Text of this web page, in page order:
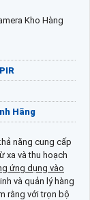
Kho Hàng
Hãng
năng cung cấp
xa và thu hoạch
ứng dụng vào
và quản lý hàng
rằng với trọn bộ